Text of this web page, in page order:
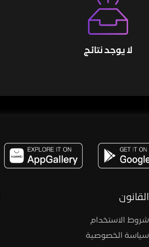
لا يوجد نتائج
القانون
شروط الاستخدام
سياسة الخصوصية